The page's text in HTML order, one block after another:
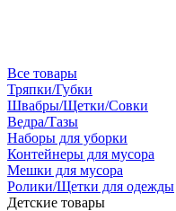
Все товары
Тряпки/Губки
Швабры/Щетки/Совки
Ведра/Тазы
Наборы для уборки
Контейнеры для мусора
Мешки для мусора
Ролики/Щетки для одежды
Детские товары